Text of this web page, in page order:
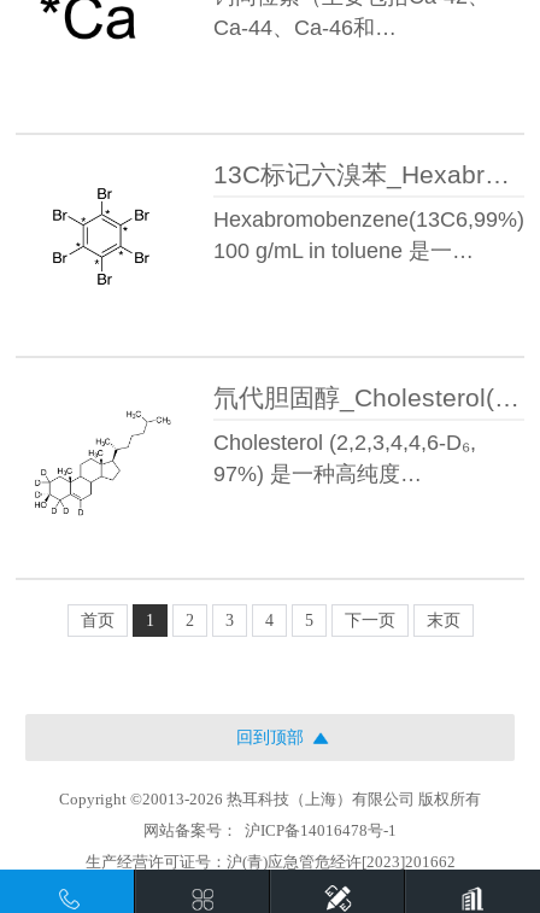
Ca-44、Ca-46和…
13C标记六溴苯_Hexabromobenzene(13C6,99%) 100 µg/mL in toluene丨2483735-50-6
Hexabromobenzene(13C6,99%)
100 g/mL in toluene 是一…
氘代胆固醇_Cholesterol(2,2,3,4,4,6-D6,97%)丨92543-08-3
Cholesterol (2,2,3,4,4,6-D₆,
97%) 是一种高纯度…
首页 1 2 3 4 5 下一页 末页
回到顶部
Copyright ©20013-2026 热耳科技（上海）有限公司 版权所有
网站备案号：
沪ICP备14016478号-1
生产经营许可证号：沪(青)应急管危经许[2023]201662
地址：上海市徐汇区中山西路1800号兆丰环球大厦21楼i座